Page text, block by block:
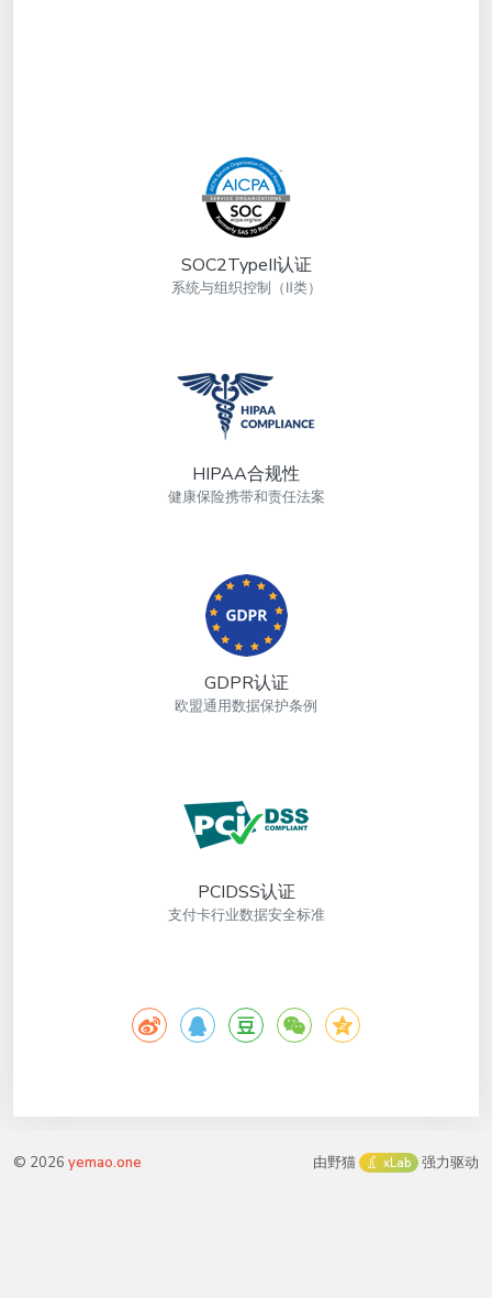
SOC2TypeII认证
系统与组织控制（Ⅱ类）
HIPAA合规性
健康保险携带和责任法案
GDPR认证
欧盟通用数据保护条例
PCIDSS认证
支付卡行业数据安全标准
由野猫 xLab 强力驱动
© 2026 yemao.one